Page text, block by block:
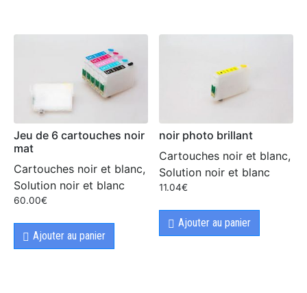
Jeu de 6 cartouches noir
mat
Cartouches noir et blanc,
Solution noir et blanc
60.00€
Ajouter au panier
noir photo brillant
Cartouches noir et blanc,
Solution noir et blanc
11.04€
Ajouter au panier